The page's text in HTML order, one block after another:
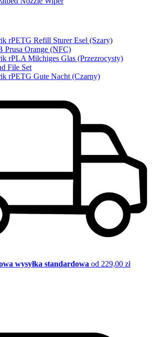
rPETG Refill Sturer Esel (Szary)
Prusa Orange (NFC)
rPLA Milchiges Glas (Przezrocysty)
File Set
rPETG Gute Nacht (Czarny)
wysyłka standardowa od 229,00 zł